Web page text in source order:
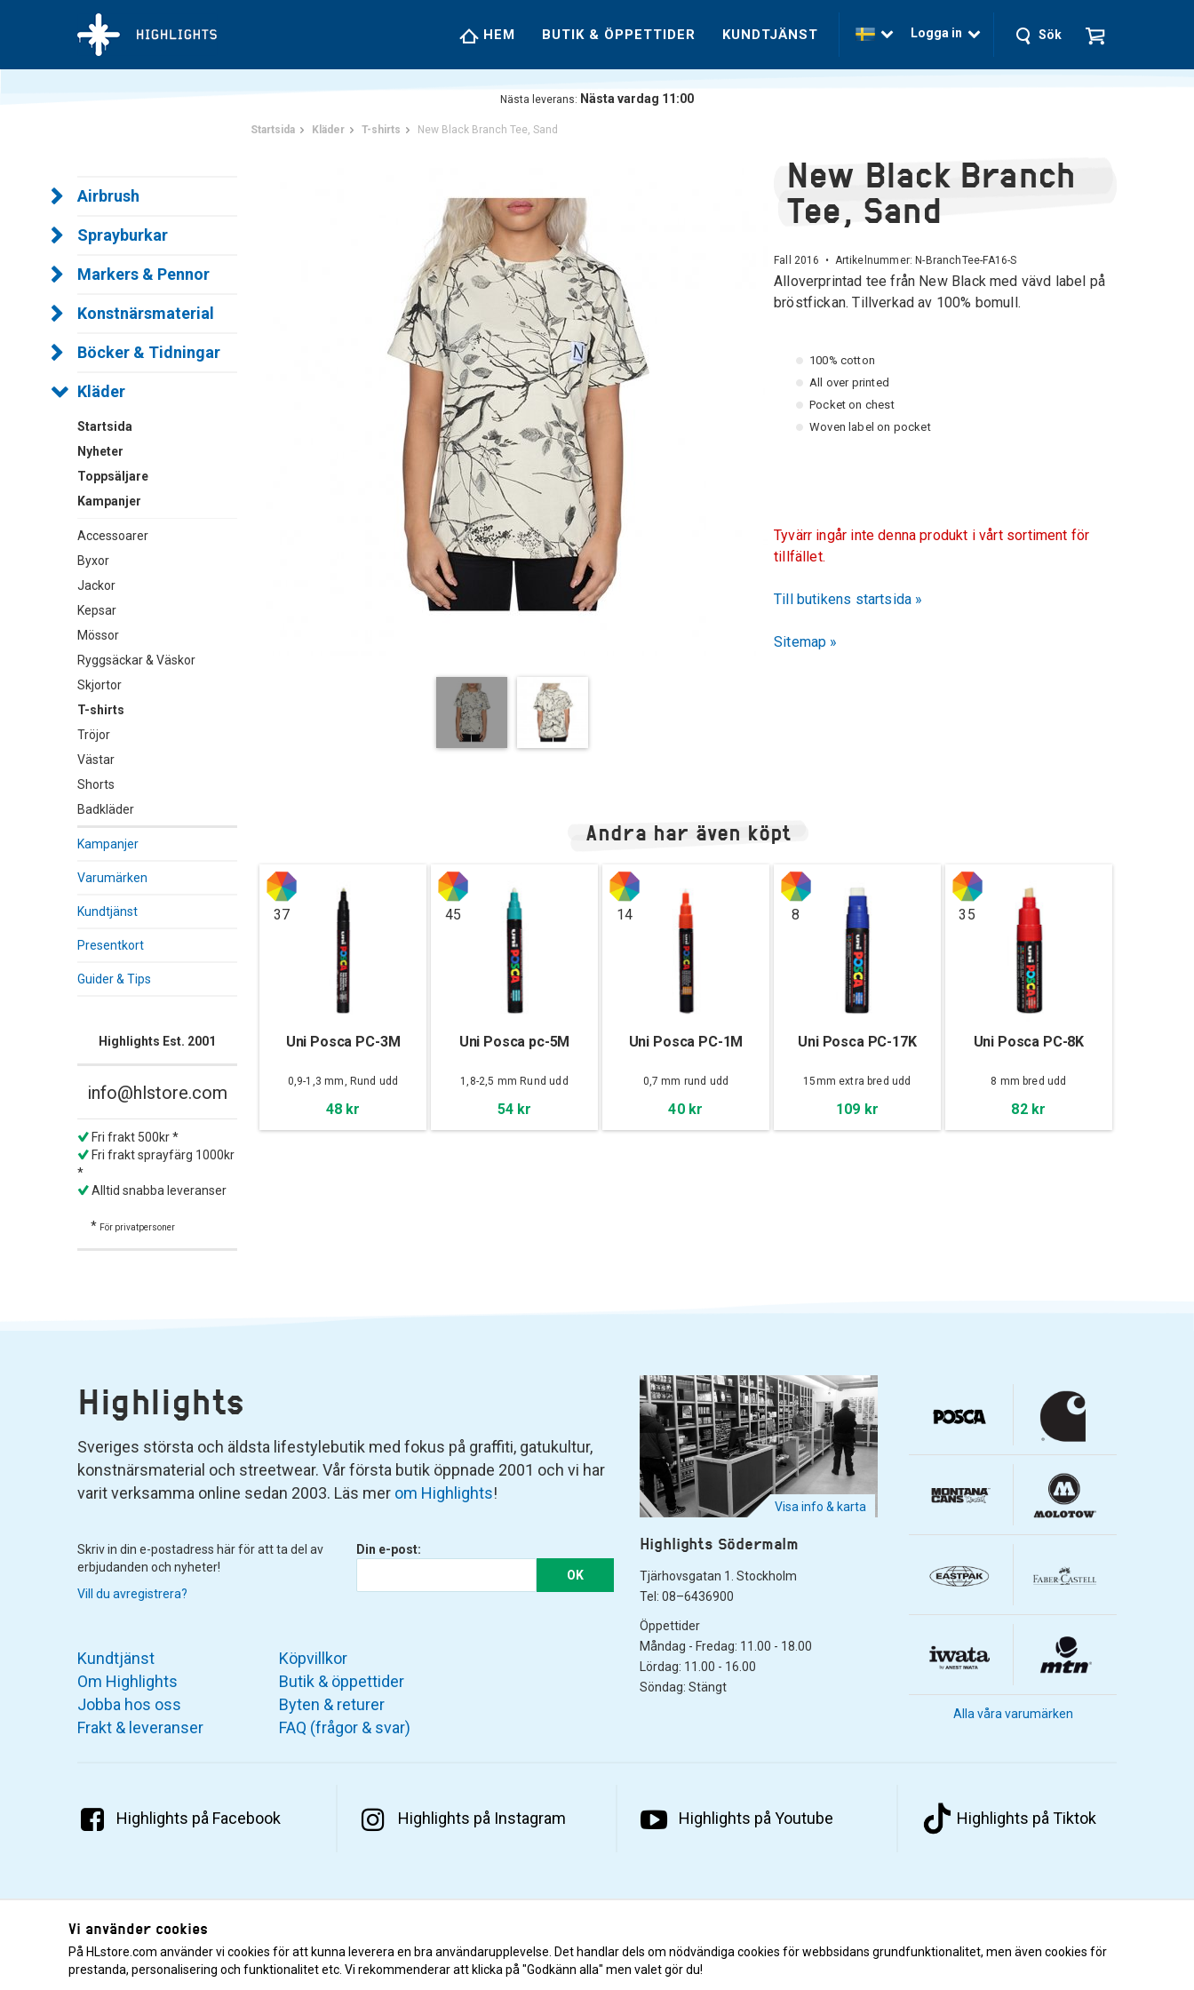
HEM BUTIK & ÖPPETTIDER KUNDTJÄNST Logga in Sök
Nästa leverans: Nästa vardag 11:00
Airbrush
Sprayburkar
Markers & Pennor
Konstnärsmaterial
Böcker & Tidningar
Kläder
Startsida
Nyheter
Toppsäljare
Kampanjer
Accessoarer
Byxor
Jackor
Kepsar
Mössor
Ryggsäckar & Väskor
Skjortor
T-shirts
Tröjor
Västar
Shorts
Badkläder
Kampanjer
Varumärken
Kundtjänst
Presentkort
Guider & Tips
Highlights Est. 2001
info@hlstore.com
Fri frakt 500kr *
Fri frakt sprayfärg 1000kr
*
Alltid snabba leveranser
* För privatpersoner
Startsida Kläder T-shirts New Black Branch Tee, Sand
New Black Branch
Tee, Sand
Fall 2016 • Artikelnummer: N-BranchTee-FA16-S
Alloverprintad tee från New Black med vävd label på
bröstfickan. Tillverkad av 100% bomull.
100% cotton
All over printed
Pocket on chest
Woven label on pocket
Tyvärr ingår inte denna produkt i vårt sortiment för
tillfället.
Till butikens startsida »
Sitemap »
Andra har även köpt
37
Uni Posca PC-3M
0,9-1,3 mm, Rund udd
48 kr
45
Uni Posca pc-5M
1,8-2,5 mm Rund udd
54 kr
14
Uni Posca PC-1M
0,7 mm rund udd
40 kr
8
Uni Posca PC-17K
15mm extra bred udd
109 kr
35
Uni Posca PC-8K
8 mm bred udd
82 kr
Highlights
Sveriges största och äldsta lifestylebutik med fokus på graffiti, gatukultur,
konstnärsmaterial och streetwear. Vår första butik öppnade 2001 och vi har
varit verksamma online sedan 2003. Läs mer om Highlights!
Skriv in din e-postadress här för att ta del av
erbjudanden och nyheter!
Vill du avregistrera?
Din e-post:
OK
Visa info & karta
Highlights Södermalm
Tjärhovsgatan 1. Stockholm
Tel: 08–6436900
Öppettider
Måndag - Fredag: 11.00 - 18.00
Lördag: 11.00 - 16.00
Söndag: Stängt
Kundtjänst
Om Highlights
Jobba hos oss
Frakt & leveranser
Köpvillkor
Butik & öppettider
Byten & returer
FAQ (frågor & svar)
Alla våra varumärken
Highlights på Facebook Highlights på Instagram Highlights på Youtube Highlights på Tiktok
© 2001–2026 Highlights/KR Distribution AB.
Vi använder cookies
På HLstore.com använder vi cookies för att kunna leverera en bra användarupplevelse. Det handlar dels om nödvändiga cookies för webbsidans grundfunktionalitet, men även cookies för
prestanda, personalisering och funktionalitet etc. Vi rekommenderar att klicka på "Godkänn alla" men valet gör du!